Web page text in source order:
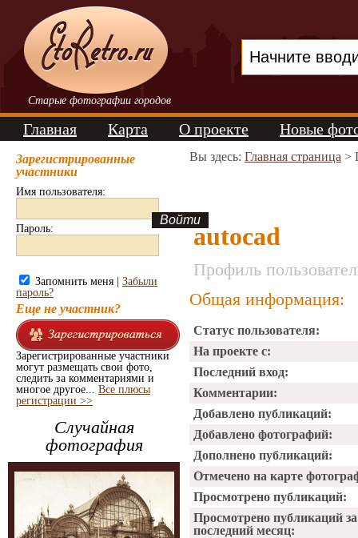
Старые фотографии городов
Главная Карта О проекте Новые
Зарегистрированные
участники
Имя пользователя:
Пароль:
Запомнить меня | Забыли
пароль?
Еще не участник?
Зарегистрированные участники
могут размещать свои фото,
следить за комментариями и
многое другое... Все плюсы
регистрации >>
Случайная
фотография
Вы здесь: Главная страница >
autocad
Профиль
Общая информация:
Статус пользователя:
На проекте с:
Последний вход:
Комментарии:
Добавлено публикаций:
Добавлено фотографий:
Дополнено публикаций:
Отмечено на карте
Просмотрено публикаций:
Просмотрено публикаций за
последний месяц: